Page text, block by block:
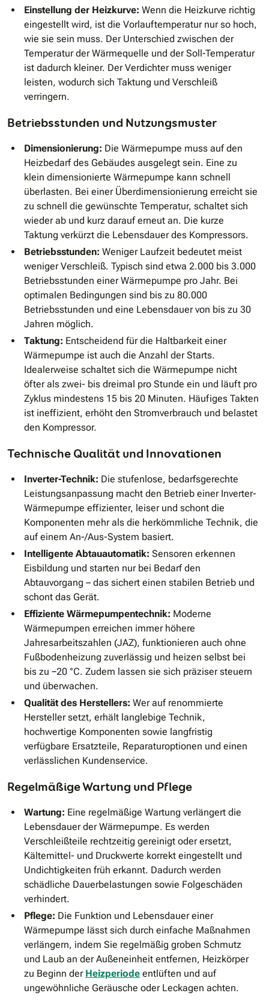
Einstellung der Heizkurve: Wenn die Heizkurve richtig
eingestellt wird, ist die Vorlauftemperatur nur so hoch,
wie sie sein muss. Der Unterschied zwischen der
Temperatur der Wärmequelle und der Soll-Temperatur
ist dadurch kleiner. Der Verdichter muss weniger
leisten, wodurch sich Taktung und Verschleiß
verringern.
Betriebsstunden und Nutzungsmuster
Dimensionierung: Die Wärmepumpe muss auf den
Heizbedarf des Gebäudes ausgelegt sein. Eine zu
klein dimensionierte Wärmepumpe kann schnell
überlasten. Bei einer Überdimensionierung erreicht sie
zu schnell die gewünschte Temperatur, schaltet sich
wieder ab und kurz darauf erneut an. Die kurze
Taktung verkürzt die Lebensdauer des Kompressors.
Betriebsstunden: Weniger Laufzeit bedeutet meist
weniger Verschleiß. Typisch sind etwa 2.000 bis 3.000
Betriebsstunden einer Wärmepumpe pro Jahr. Bei
optimalen Bedingungen sind bis zu 80.000
Betriebsstunden und eine Lebensdauer von bis zu 30
Jahren möglich.
Taktung: Entscheidend für die Haltbarkeit einer
Wärmepumpe ist auch die Anzahl der Starts.
Idealerweise schaltet sich die Wärmepumpe nicht
öfter als zwei- bis dreimal pro Stunde ein und läuft pro
Zyklus mindestens 15 bis 20 Minuten. Häufiges Takten
ist ineffizient, erhöht den Stromverbrauch und belastet
den Kompressor.
Technische Qualität und Innovationen
Inverter-Technik: Die stufenlose, bedarfsgerechte
Leistungsanpassung macht den Betrieb einer Inverter-
Wärmepumpe effizienter, leiser und schont die
Komponenten mehr als die herkömmliche Technik, die
auf einem An-/Aus-System basiert.
Intelligente Abtauautomatik: Sensoren erkennen
Eisbildung und starten nur bei Bedarf den
Abtauvorgang – das sichert einen stabilen Betrieb und
schont das Gerät.
Effiziente Wärmepumpentechnik: Moderne
Wärmepumpen erreichen immer höhere
Jahresarbeitszahlen (JAZ), funktionieren auch ohne
Fußbodenheizung zuverlässig und heizen selbst bei
bis zu −20 °C. Zudem lassen sie sich präziser steuern
und überwachen.
Qualität des Herstellers: Wer auf renommierte
Hersteller setzt, erhält langlebige Technik,
hochwertige Komponenten sowie langfristig
verfügbare Ersatzteile, Reparaturoptionen und einen
verlässlichen Kundenservice.
Regelmäßige Wartung und Pflege
Wartung: Eine regelmäßige Wartung verlängert die
Lebensdauer der Wärmepumpe. Es werden
Verschleißteile rechtzeitig gereinigt oder ersetzt,
Kältemittel- und Druckwerte korrekt eingestellt und
Undichtigkeiten früh erkannt. Dadurch werden
schädliche Dauerbelastungen sowie Folgeschäden
verhindert.
Pflege: Die Funktion und Lebensdauer einer
Wärmepumpe lässt sich durch einfache Maßnahmen
verlängern, indem Sie regelmäßig groben Schmutz
und Laub an der Außeneinheit entfernen, Heizkörper
zu Beginn der Heizperiode entlüften und auf
ungewöhnliche Geräusche oder Leckagen achten.